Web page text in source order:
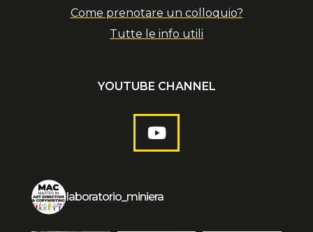
Come prenotare un colloquio?
Tutte le info utili
YOUTUBE CHANNEL
laboratorio_miniera